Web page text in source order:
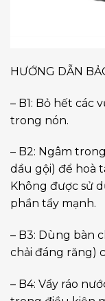
HƯỚNG DẪN
– B1: Bỏ hết các
trong nón.
– B2: Ngâm
dầu gội) để hoà
Không được sử
phần tẩy mạnh.
– B3: Dùng bàn
chải đáng răng)
– B4: Vẩy ráo